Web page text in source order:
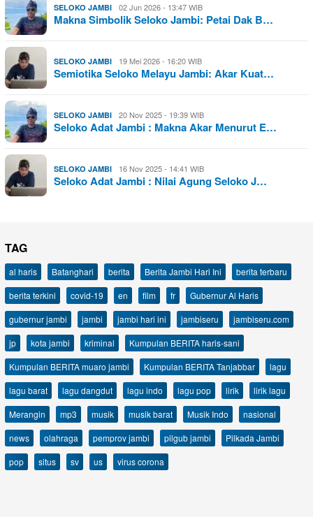
SELOKO JAMBI 02 Jun 2026 - 13:47 WIB
Makna Simbolik Seloko Jambi: Petai Dak B…
SELOKO JAMBI 19 Mei 2026 - 16:20 WIB
Semiotika Seloko Melayu Jambi: Akar Kuat…
SELOKO JAMBI 20 Nov 2025 - 19:39 WIB
Seloko Adat Jambi : Makna Akar Menurut E…
SELOKO JAMBI 16 Nov 2025 - 14:41 WIB
Seloko Adat Jambi : Nilai Agung Seloko J…
TAG
al haris Batanghari berita Berita Jambi Hari Ini
berita terbaru
berita terkini
covid-19 en film fr
Gubernur Al Haris
gubernur jambi
jambi jambi hari ini jambiseru
jambiseru.com
jp
kota jambi kriminal
Kumpulan BERITA haris-sani
Kumpulan BERITA muaro jambi
Kumpulan BERITA Tanjabbar
lagu
lagu barat
lagu dangdut lagu indo lagu pop lirik
lirik lagu
Merangin
mp3 musik musik barat Musik Indo
nasional
news
olahraga pemprov jambi pilgub jambi
Pilkada Jambi
pop
situs sv us virus corona